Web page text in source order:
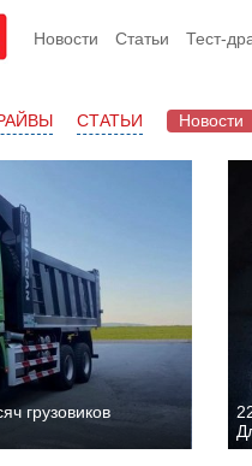
Новости Статьи Тест-
СТАТЬИ Новости
грузовиков